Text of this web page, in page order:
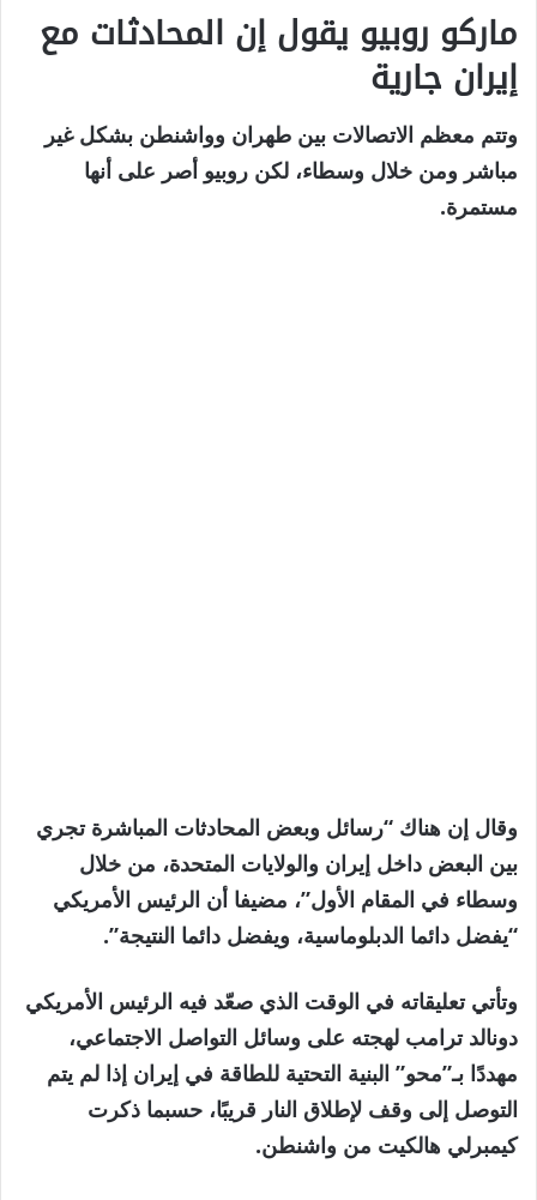
ماركو روبيو يقول إن المحادثات مع
إيران جارية
وتتم معظم الاتصالات بين طهران وواشنطن بشكل غير
مباشر ومن خلال وسطاء، لكن روبيو أصر على أنها
مستمرة.
وقال إن هناك “رسائل وبعض المحادثات المباشرة تجري
بين البعض داخل إيران والولايات المتحدة، من خلال
وسطاء في المقام الأول”، مضيفا أن الرئيس الأمريكي
“يفضل دائما الدبلوماسية، ويفضل دائما النتيجة”.
وتأتي تعليقاته في الوقت الذي صعّد فيه الرئيس الأمريكي
دونالد ترامب لهجته على وسائل التواصل الاجتماعي،
مهددًا بـ”محو” البنية التحتية للطاقة في إيران إذا لم يتم
التوصل إلى وقف لإطلاق النار قريبًا، حسبما ذكرت
كيمبرلي هالكيت من واشنطن.